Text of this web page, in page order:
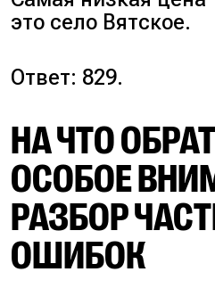
это село Вятское.
Ответ: 829.
НА ЧТО
ОСОБОЕ
РАЗБОР
ОШИБОК